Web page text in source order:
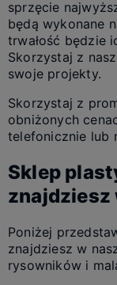
sprzęcie
będą wykonane
trwałość będzie
Skorzystaj z
swoje projekty.
Skorzystaj z
obniżonych
telefonicznie lub
Sklep
znajdziesz
Poniżej
znajdziesz w
rysowników i